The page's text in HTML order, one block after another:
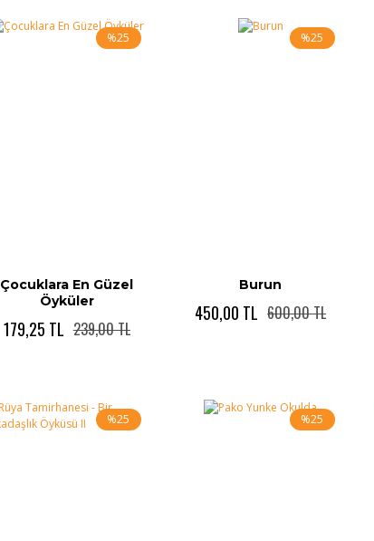
%25
Çocuklara En Güzel
Öyküler
179,25 TL 239,00 TL
%25
Burun
450,00 TL 600,00 TL
%25 %25